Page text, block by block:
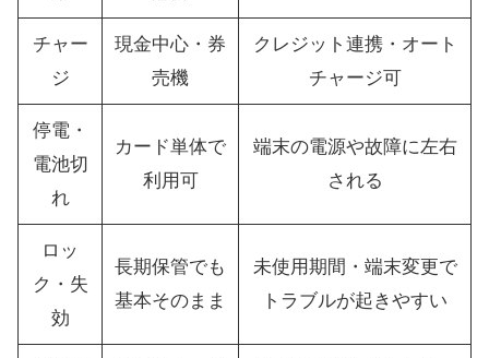
チャー
ジ
現金中心・券
売機
クレジット連携・オート
チャージ可
停電・
電池切
れ
カード単体で
利用可
端末の電源や故障に左右
される
ロッ
ク・失
効
長期保管でも
基本そのまま
未使用期間・端末変更で
トラブルが起きやすい